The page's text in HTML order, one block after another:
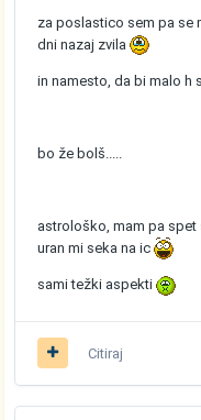
za poslastico sem pa se
dni nazaj zvila
in namesto, da bi malo h
bo že bolš.....
astrološko, mam pa spet
uran mi seka na ic
sami težki aspekti
Citiraj